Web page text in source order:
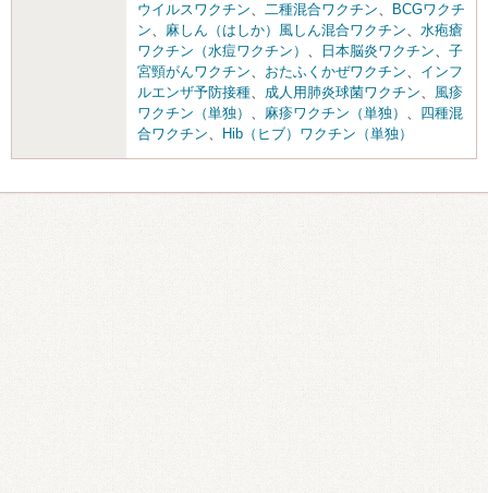
ウイルスワクチン、 二種混合ワクチン、
BCGワクチ
ン、 麻しん（はしか）風しん混合ワクチン、 水疱瘡
ワクチン（水痘ワクチン） 、 日本脳炎ワクチン、 子
宮頸がんワクチン、 おたふくかぜワクチン、 インフ
ルエンザ予防接種、 成人用肺炎球菌ワクチン、 風疹
ワクチン（単独） 、 麻疹ワクチン（単独） 、 四種混
合ワクチン、 Hib（ヒブ）ワクチン（単独）